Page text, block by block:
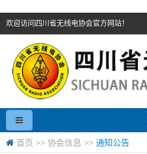
欢迎访问四川省无线电协会官方网站！
首页 >> 协会信息 >> 通知公告